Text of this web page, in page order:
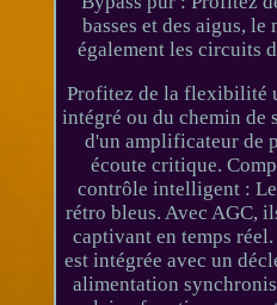
basses et des aigus, le
également les circuits
Profitez de la flexibilité
intégré ou du chemin
d'un amplificateur de
écoute critique.
contrôle intelligent :
rétro bleus. Avec AGC,
captivant en temps
est intégrée avec un
alimentation